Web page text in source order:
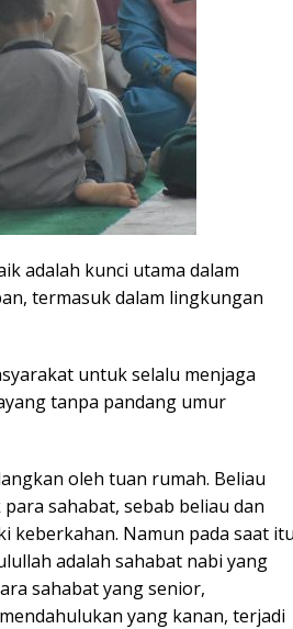
adalah kunci utama dalam
termasuk dalam lingkungan
untuk selalu menjaga
tanpa pandang umur
oleh tuan rumah. Beliau
sahabat, sebab beliau dan
keberkahan. Namun pada saat itu
adalah sahabat nabi yang
sahabat yang senior,
yang kanan, terjadi